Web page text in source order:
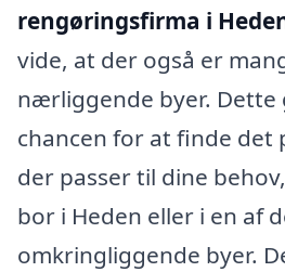
rengøringsfirma i
vide, at der også er
nærliggende byer. Dette
chancen for at finde det
der passer til dine
bor i Heden eller i en af
omkringliggende byer.